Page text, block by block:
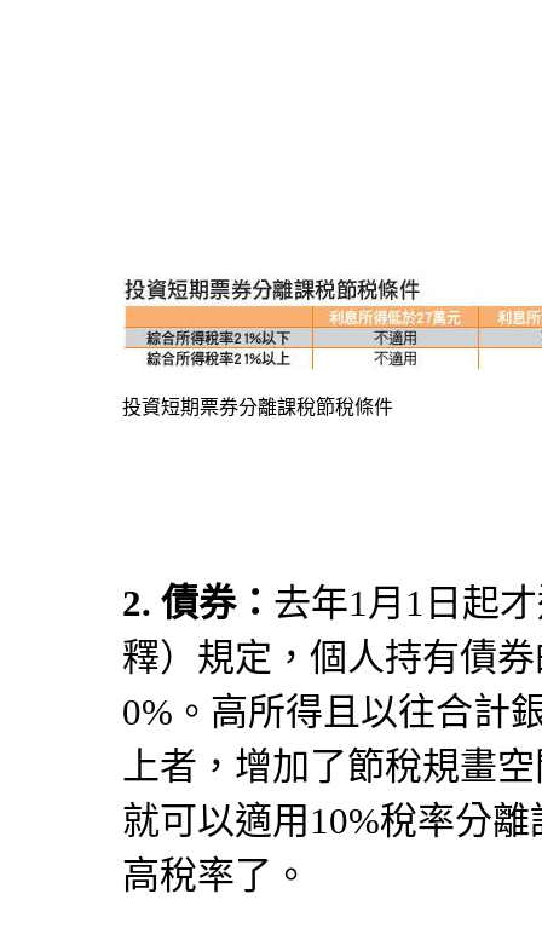
投資短期票券分離課稅節稅條件
2. 債券： 去年1月1日起
釋）規定，個人持有債
0%。高所得且以往合計
上者，增加了節稅規畫
就可以適用10%稅率分
高稅率了。